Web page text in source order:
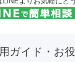
ガイド・お